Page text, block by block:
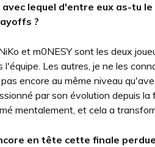
avec lequel d'entre eux as-tu
?
et m0NESY sont les deux
l'équipe. Les autres, je ne les
encore au même niveau
par son évolution depuis
mentalement, et cela a
en tête cette finale